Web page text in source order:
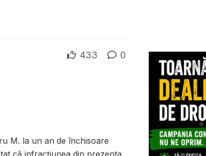
433 0
M. la un an de închisoare